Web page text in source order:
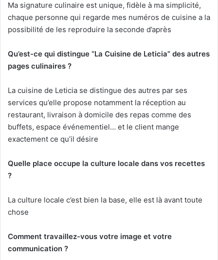
Ma signature culinaire est unique, fidèle à ma simplicité,
chaque personne qui regarde mes numéros de cuisine a la
possibilité de les reproduire la seconde d’après
Qu’est-ce qui distingue “La Cuisine de Leticia” des autres
pages culinaires ?
La cuisine de Leticia se distingue des autres par ses
services qu’elle propose notamment la réception au
restaurant, livraison à domicile des repas comme des
buffets, espace événementiel… et le client mange
exactement ce qu’il désire
Quelle place occupe la culture locale dans vos recettes
?
La culture locale c’est bien la base, elle est là avant toute
chose
Comment travaillez-vous votre image et votre
communication ?